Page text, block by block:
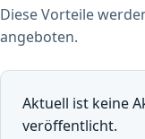
Diese Vorteile
angeboten.
Aktuell ist keine
veröffentlicht.